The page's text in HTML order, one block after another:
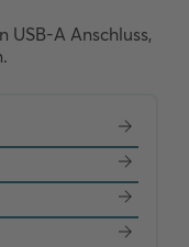
USB-A Anschluss,